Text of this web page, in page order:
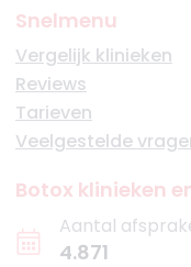
Snelmenu
Vergelijk klinieken
Reviews
Tarieven
Veelgestelde
Botox klinieken
Aantal
4.871